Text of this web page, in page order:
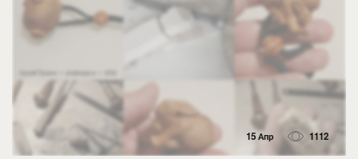
15 Апр 1112